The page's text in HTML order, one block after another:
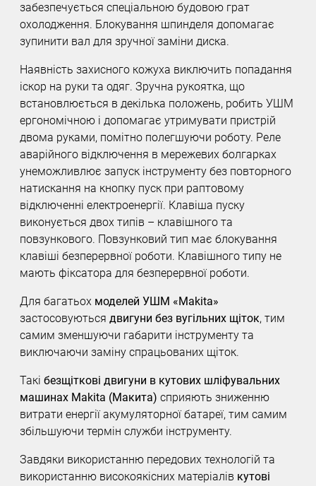
забезпечується спеціальною будовою грат
охолодження. Блокування шпинделя допомагає
зупинити вал для зручної заміни диска.
Наявність захисного кожуха виключить попадання
іскор на руки та одяг. Зручна рукоятка, що
встановлюється в декілька положень, робить УШМ
ергономічною і допомагає утримувати пристрій
двома руками, помітно полегшуючи роботу. Реле
аварійного відключення в мережевих болгарках
унеможливлює запуск інструменту без повторного
натискання на кнопку пуск при раптовому
відключенні електроенергії. Клавіша пуску
виконується двох типів – клавішного та
повзункового. Повзунковий тип має блокування
клавіші безперервної роботи. Клавішного типу не
мають фіксатора для безперервної роботи.
Для багатьох моделей УШМ «Makita»
застосовуються двигуни без вугільних щіток, тим
самим зменшуючи габарити інструменту та
виключаючи заміну спрацьованих щіток.
Такі безщіткові двигуни в кутових шліфувальних
машинах Makita (Макита) сприяють зниженню
витрати енергії акумуляторної батареї, тим самим
збільшуючи термін служби інструменту.
Завдяки використанню передових технологій та
використанню високоякісних матеріалів кутові